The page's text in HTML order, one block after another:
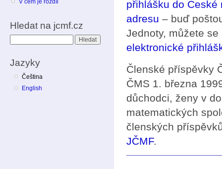
V čem je rozdíl
Hledat na jcmf.cz
Jazyky
Čeština
English
přihlášku do
adresu – buď
Jednoty, můžete
elektronické
Členské příspěvky
ČMS 1. března
důchodci, ženy v
matematických
členských
JČMF.